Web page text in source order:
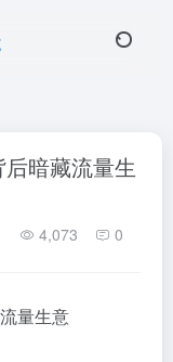
暗藏流量生
4,073 0
量生意